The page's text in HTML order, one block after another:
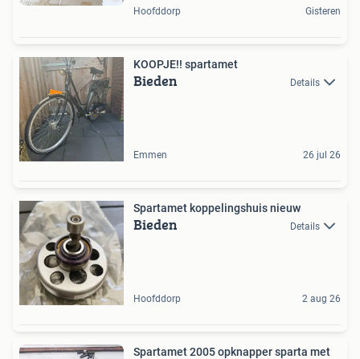
Hoofddorp Gisteren
KOOPJE!! spartamet
Bieden Details
Emmen 26 jul 26
Spartamet koppelingshuis nieuw
Bieden Details
Hoofddorp 2 aug 26
Spartamet 2005 opknapper sparta met